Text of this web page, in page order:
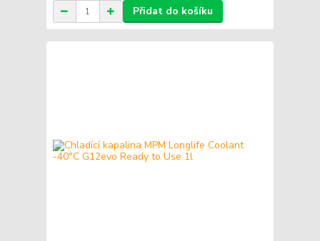
Přidat do košíku